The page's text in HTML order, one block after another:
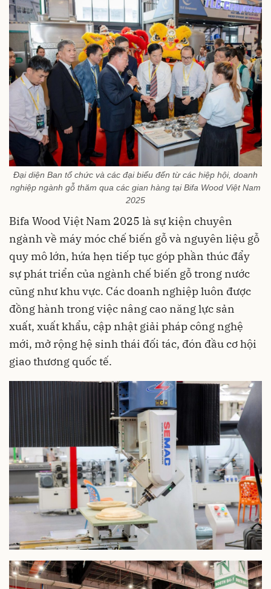
Đại diện Ban tổ chức và các đại biểu đến từ các hiệp hội, doanh
nghiệp ngành gỗ thăm qua các gian hàng tại Bifa Wood Việt Nam
2025
Bifa Wood Việt Nam 2025 là sự kiện chuyên
ngành về máy móc chế biến gỗ và nguyên liệu gỗ
quy mô lớn, hứa hẹn tiếp tục góp phần thúc đẩy
sự phát triển của ngành chế biến gỗ trong nước
cũng như khu vực. Các doanh nghiệp luôn được
đồng hành trong việc nâng cao năng lực sản
xuất, xuất khẩu, cập nhật giải pháp công nghệ
mới, mở rộng hệ sinh thái đối tác, đón đầu cơ hội
giao thương quốc tế.